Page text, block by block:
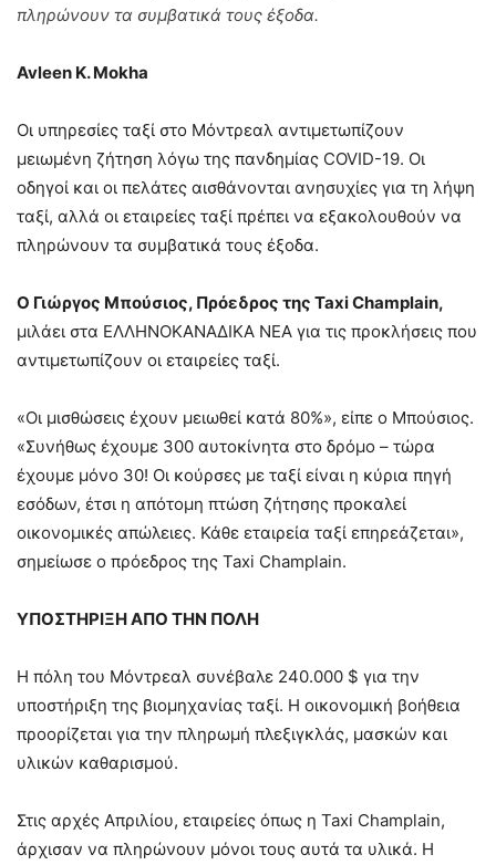
πληρώνουν τα συμβατικά τους έξοδα.
Avleen K. Mokha
Οι υπηρεσίες ταξί στο Μόντρεαλ αντιμετωπίζουν
μειωμένη ζήτηση λόγω της πανδημίας COVID-19. Οι
οδηγοί και οι πελάτες αισθάνονται ανησυχίες για τη λήψη
ταξί, αλλά οι εταιρείες ταξί πρέπει να εξακολουθούν να
πληρώνουν τα συμβατικά τους έξοδα.
Ο Γιώργος Μπούσιος, Πρόεδρος της Taxi Champlain,
μιλάει στα ΕΛΛΗΝΟΚΑΝΑΔΙΚΑ ΝΕΑ για τις προκλήσεις που
αντιμετωπίζουν οι εταιρείες ταξί.
«Οι μισθώσεις έχουν μειωθεί κατά 80%», είπε ο Μπούσιος.
«Συνήθως έχουμε 300 αυτοκίνητα στο δρόμο – τώρα
έχουμε μόνο 30! Οι κούρσες με ταξί είναι η κύρια πηγή
εσόδων, έτσι η απότομη πτώση ζήτησης προκαλεί
οικονομικές απώλειες. Κάθε εταιρεία ταξί επηρεάζεται»,
σημείωσε ο πρόεδρος της Taxi Champlain.
ΥΠΟΣΤΗΡΙΞΗ ΑΠΟ ΤΗΝ ΠΟΛΗ
Η πόλη του Μόντρεαλ συνέβαλε 240.000 $ για την
υποστήριξη της βιομηχανίας ταξί. Η οικονομική βοήθεια
προορίζεται για την πληρωμή πλεξιγκλάς, μασκών και
υλικών καθαρισμού.
Στις αρχές Απριλίου, εταιρείες όπως η Taxi Champlain,
άρχισαν να πληρώνουν μόνοι τους αυτά τα υλικά. Η